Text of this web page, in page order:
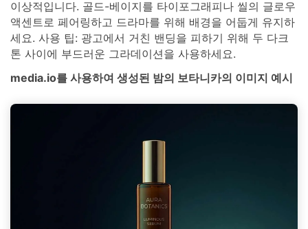
이상적입니다. 골드-베이지를 타이포그래피나 씰의 글로우
액센트로 페어링하고 드라마를 위해 배경을 어둡게 유지하
세요. 사용 팁: 광고에서 거친 밴딩을 피하기 위해 두 다크
톤 사이에 부드러운 그라데이션을 사용하세요.
media.io를 사용하여 생성된 밤의 보타니카의 이미지 예시